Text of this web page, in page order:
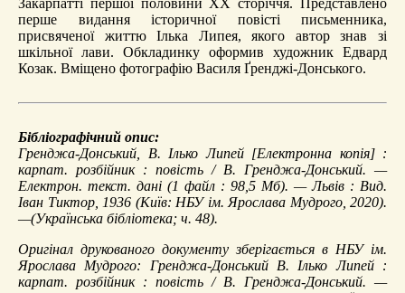
перше видання історичної повісті письменника,
присвяченої життю Ілька Липея, якого автор знав зі
шкільної лави. Обкладинку оформив художник Едвард
Козак. Вміщено фотографію Василя Ґренджі-Донського.
Бібліографічний опис:
Гренджа-Донський, В. Ілько Липей[Електронна копія] :
карпат. розбійник : повість / В. Гренджа-Донський. —
Електрон. текст. дані (1 файл : 98,5 Мб). — Львів : Вид.
Іван Тиктор, 1936 (Київ: НБУ ім. Ярослава Мудрого, 2020).
—(Українська бібліотека; ч. 48).
Оригінал друкованого документу зберігається в НБУ ім.
Ярослава Мудрого: Гренджа-Донський В. Ілько Липей :
карпат. розбійник : повість / В. Гренджа-Донський. —